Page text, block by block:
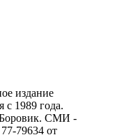
издание
с 1989 года.
CМИ -
79634 от